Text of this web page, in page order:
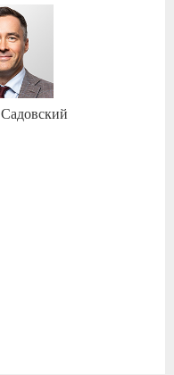
Садовский